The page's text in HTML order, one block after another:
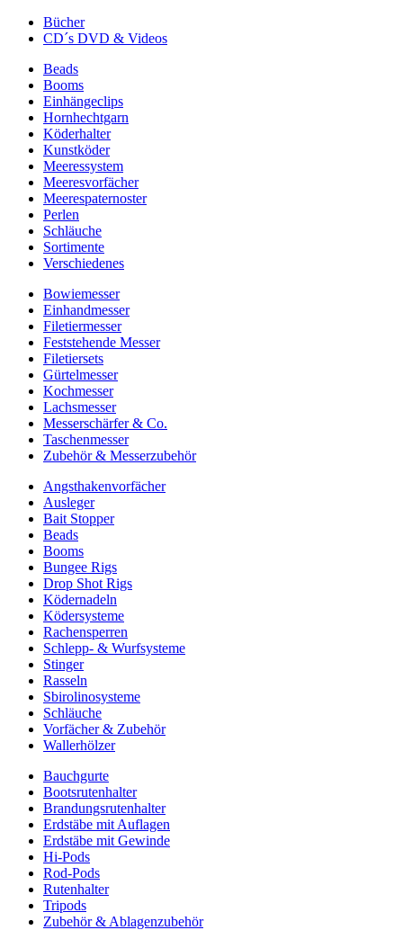
Bücher
CD´s DVD & Videos
Beads
Booms
Einhängeclips
Hornhechtgarn
Köderhalter
Kunstköder
Meeressystem
Meeresvorfächer
Meerespaternoster
Perlen
Schläuche
Sortimente
Verschiedenes
Bowiemesser
Einhandmesser
Filetiermesser
Feststehende Messer
Filetiersets
Gürtelmesser
Kochmesser
Lachsmesser
Messerschärfer & Co.
Taschenmesser
Zubehör & Messerzubehör
Angsthakenvorfächer
Ausleger
Bait Stopper
Beads
Booms
Bungee Rigs
Drop Shot Rigs
Ködernadeln
Ködersysteme
Rachensperren
Schlepp- & Wurfsysteme
Stinger
Rasseln
Sbirolinosysteme
Schläuche
Vorfächer & Zubehör
Wallerhölzer
Bauchgurte
Bootsrutenhalter
Brandungsrutenhalter
Erdstäbe mit Auflagen
Erdstäbe mit Gewinde
Hi-Pods
Rod-Pods
Rutenhalter
Tripods
Zubehör & Ablagenzubehör